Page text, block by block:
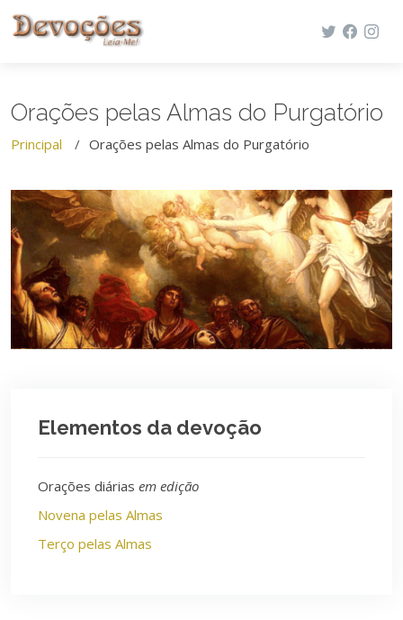
Orações pelas Almas do Purgatório
Principal Orações pelas Almas do Purgatório
Elementos da devoção
Orações diárias em edição
Novena pelas Almas
Terço pelas Almas